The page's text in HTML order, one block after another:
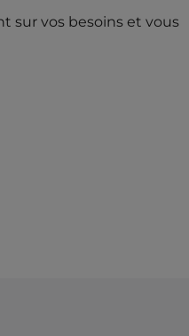
sur vos besoins et vous